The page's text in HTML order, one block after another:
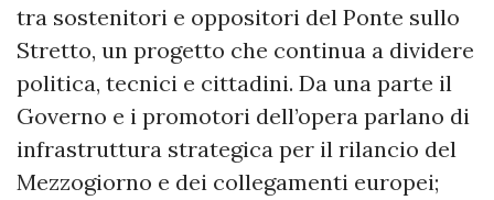
tra sostenitori e oppositori del Ponte sullo
Stretto, un progetto che continua a dividere
politica, tecnici e cittadini. Da una parte il
Governo e i promotori dell’opera parlano di
infrastruttura strategica per il rilancio del
Mezzogiorno e dei collegamenti europei;